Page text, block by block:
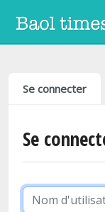
Onglets
Se connecter
Se